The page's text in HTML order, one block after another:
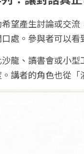
望產生討論或交
處。參與者可以
龍、讀書會或小
講者的角色也從「